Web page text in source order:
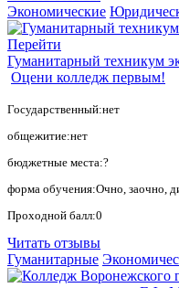
Экономические
Перейти
Гуманитарный техникум
Оцени колледж первым!
Государственный:нет
общежитие:нет
бюджетные места:?
форма обучения:Очно, заочно,
Проходной балл:0
Читать отзывы
Гуманитарные